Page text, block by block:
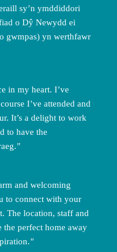
sy’n ymddiddori
o Dŷ Newydd ei
gwmpas) yn werthfawr
in my heart. I’ve
I’ve attended and
It’s a delight to work
to have the
and welcoming
to connect with your
The location, staff and
the perfect home away